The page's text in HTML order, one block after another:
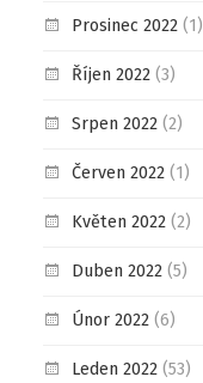
Prosinec 2022(1)
Říjen 2022(3)
Srpen 2022(2)
Červen 2022(1)
Květen 2022(2)
Duben 2022(5)
Únor 2022(6)
Leden 2022(53)